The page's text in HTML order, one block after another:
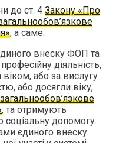
до ст. 4 Закону «Про
, а саме:
внеску ФОП та
діяльність,
або за вислугу
або досягли віку,
, та отримують
соціальну допомогу.
єдиного внеску